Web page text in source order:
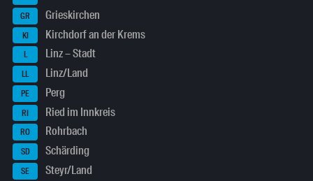
GR Grieskirchen
KI Kirchdorf an der Krems
L Linz – Stadt
LL Linz/Land
PE Perg
RI Ried im Innkreis
RO Rohrbach
SD Schärding
SE Steyr/Land